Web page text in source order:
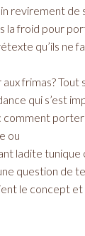
revirement de
la froid pour
qu’ils ne
frimas? Tout
qui s’est
comment
ou
ladite tunique
question de
le concept